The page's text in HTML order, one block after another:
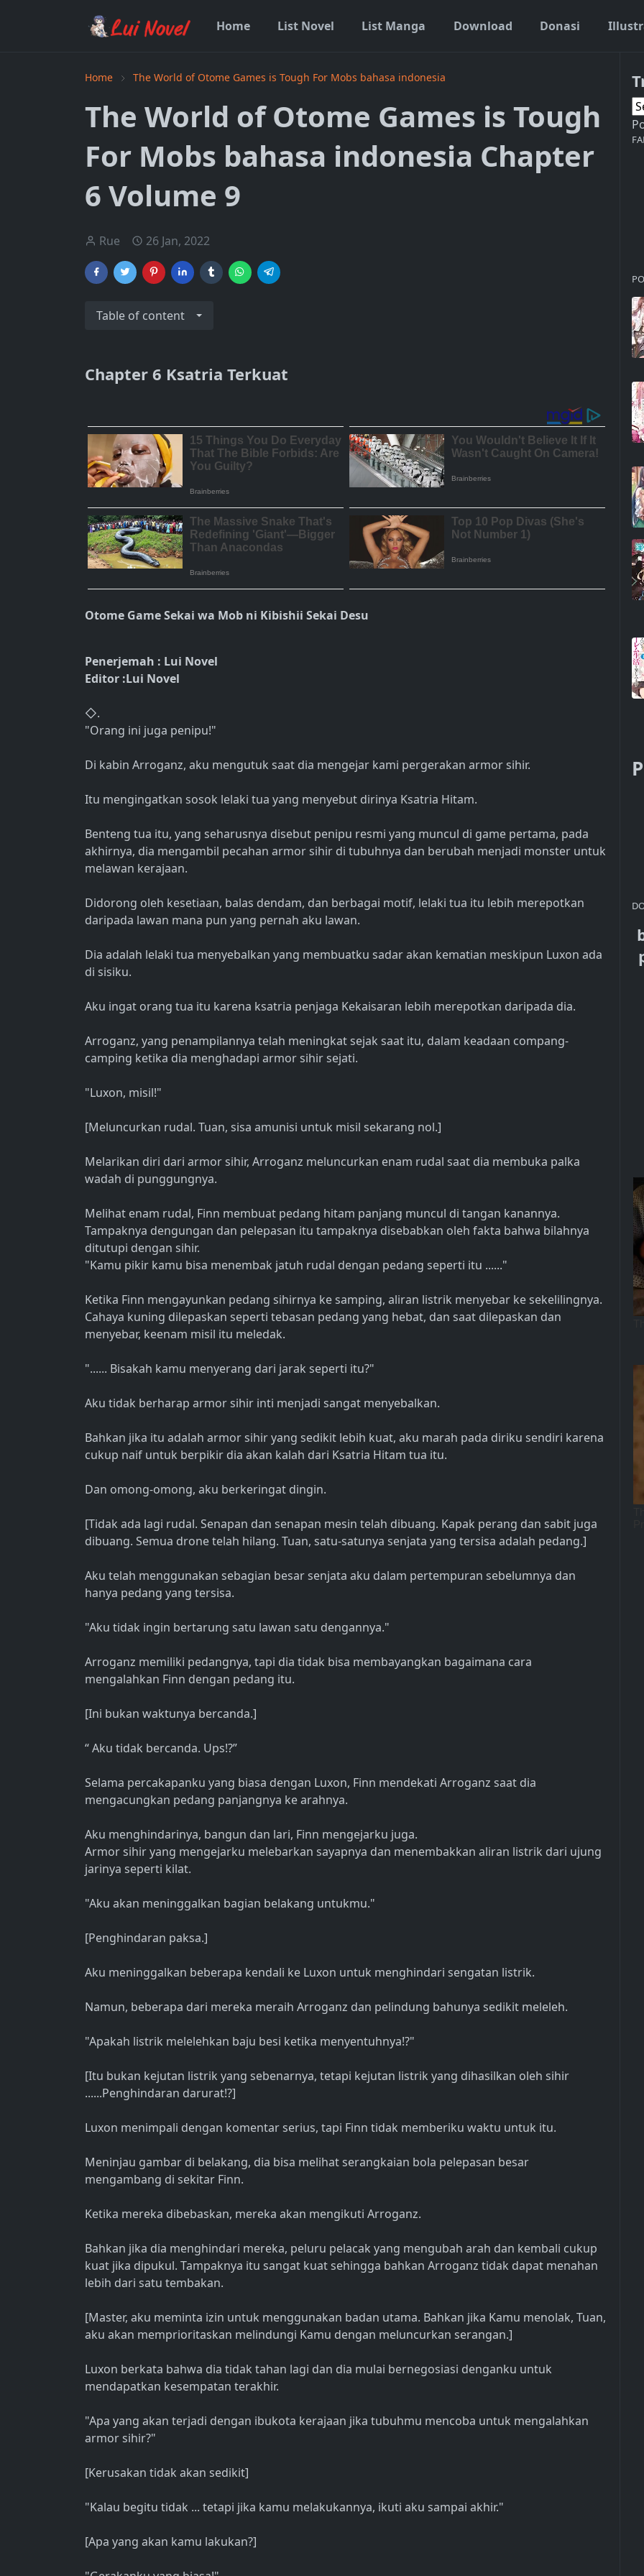
Home List Novel List Manga Download Donasi
Home The World of Otome Games is Tough For Mobs bahasa indonesia
The World of Otome Games is Tough
For Mobs bahasa indonesia Chapter
6 Volume 9
Rue 26 Jan, 2022
Table of content
Chapter 6 Ksatria Terkuat
Otome Game Sekai wa Mob ni Kibishii Sekai Desu
Penerjemah : Lui Novel
Editor :Lui Novel
◇.
"Orang ini juga penipu!"
Di kabin Arroganz, aku mengutuk saat dia mengejar kami pergerakan armor sihir.
Itu mengingatkan sosok lelaki tua yang menyebut dirinya Ksatria Hitam.
Benteng tua itu, yang seharusnya disebut penipu resmi yang muncul di game pertama, pada
akhirnya, dia mengambil pecahan armor sihir di tubuhnya dan berubah menjadi monster untuk
melawan kerajaan.
Didorong oleh kesetiaan, balas dendam, dan berbagai motif, lelaki tua itu lebih merepotkan
daripada lawan mana pun yang pernah aku lawan.
Dia adalah lelaki tua menyebalkan yang membuatku sadar akan kematian meskipun Luxon ada
di sisiku.
Aku ingat orang tua itu karena ksatria penjaga Kekaisaran lebih merepotkan daripada dia.
Arroganz, yang penampilannya telah meningkat sejak saat itu, dalam keadaan compang-
camping ketika dia menghadapi armor sihir sejati.
"Luxon, misil!"
[Meluncurkan rudal. Tuan, sisa amunisi untuk misil sekarang nol.]
Melarikan diri dari armor sihir, Arroganz meluncurkan enam rudal saat dia membuka palka
wadah di punggungnya.
Melihat enam rudal, Finn membuat pedang hitam panjang muncul di tangan kanannya.
Tampaknya dengungan dan pelepasan itu tampaknya disebabkan oleh fakta bahwa bilahnya
ditutupi dengan sihir.
"Kamu pikir kamu bisa menembak jatuh rudal dengan pedang seperti itu ......"
Ketika Finn mengayunkan pedang sihirnya ke samping, aliran listrik menyebar ke sekelilingnya.
Cahaya kuning dilepaskan seperti tebasan pedang yang hebat, dan saat dilepaskan dan
menyebar, keenam misil itu meledak.
"...... Bisakah kamu menyerang dari jarak seperti itu?"
Aku tidak berharap armor sihir inti menjadi sangat menyebalkan.
Bahkan jika itu adalah armor sihir yang sedikit lebih kuat, aku marah pada diriku sendiri karena
cukup naif untuk berpikir dia akan kalah dari Ksatria Hitam tua itu.
Dan omong-omong, aku berkeringat dingin.
[Tidak ada lagi rudal. Senapan dan senapan mesin telah dibuang. Kapak perang dan sabit juga
dibuang. Semua drone telah hilang. Tuan, satu-satunya senjata yang tersisa adalah pedang.]
Aku telah menggunakan sebagian besar senjata aku dalam pertempuran sebelumnya dan
hanya pedang yang tersisa.
"Aku tidak ingin bertarung satu lawan satu dengannya."
Arroganz memiliki pedangnya, tapi dia tidak bisa membayangkan bagaimana cara
mengalahkan Finn dengan pedang itu.
[Ini bukan waktunya bercanda.]
“ Aku tidak bercanda. Ups!?”
Selama percakapanku yang biasa dengan Luxon, Finn mendekati Arroganz saat dia
mengacungkan pedang panjangnya ke arahnya.
Aku menghindarinya, bangun dan lari, Finn mengejarku juga.
Armor sihir yang mengejarku melebarkan sayapnya dan menembakkan aliran listrik dari ujung
jarinya seperti kilat.
"Aku akan meninggalkan bagian belakang untukmu."
[Penghindaran paksa.]
Aku meninggalkan beberapa kendali ke Luxon untuk menghindari sengatan listrik.
Namun, beberapa dari mereka meraih Arroganz dan pelindung bahunya sedikit meleleh.
"Apakah listrik melelehkan baju besi ketika menyentuhnya!?"
[Itu bukan kejutan listrik yang sebenarnya, tetapi kejutan listrik yang dihasilkan oleh sihir
......Penghindaran darurat!?]
Luxon menimpali dengan komentar serius, tapi Finn tidak memberiku waktu untuk itu.
Meninjau gambar di belakang, dia bisa melihat serangkaian bola pelepasan besar
mengambang di sekitar Finn.
Ketika mereka dibebaskan, mereka akan mengikuti Arroganz.
Bahkan jika dia menghindari mereka, peluru pelacak yang mengubah arah dan kembali cukup
kuat jika dipukul. Tampaknya itu sangat kuat sehingga bahkan Arroganz tidak dapat menahan
lebih dari satu tembakan.
[Master, aku meminta izin untuk menggunakan badan utama. Bahkan jika Kamu menolak, Tuan,
aku akan memprioritaskan melindungi Kamu dengan meluncurkan serangan.]
Luxon berkata bahwa dia tidak tahan lagi dan dia mulai bernegosiasi denganku untuk
mendapatkan kesempatan terakhir.
"Apa yang akan terjadi dengan ibukota kerajaan jika tubuhmu mencoba untuk mengalahkan
armor sihir?"
[Kerusakan tidak akan sedikit]
"Kalau begitu tidak ... tetapi jika kamu melakukannya, ikuti aku sampai akhir."
[Apa yang akan kamu lakukan?]